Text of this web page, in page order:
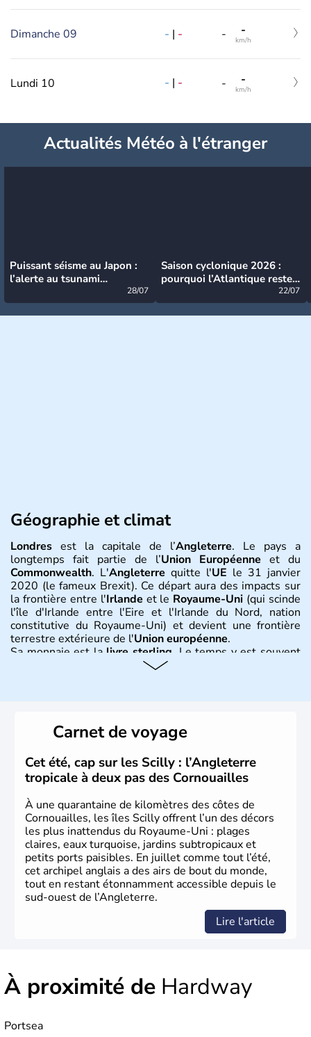
Dimanche 09 - | - - -
km/h
Lundi 10 - | - - -
km/h
Actualités Météo à l'étranger
Puissant séisme au Japon :
l’alerte au tsunami
28/07
Saison cyclonique 2026 :
pourquoi l’Atlantique reste
22/07
Géographie et climat
Londres est la capitale de l’Angleterre. Le pays a
longtemps fait partie de l’Union Européenne et du
Commonwealth. L'Angleterre quitte l'UE le 31 janvier
2020 (le fameux Brexit). Ce départ aura des impacts sur
la frontière entre l'Irlande et le Royaume-Uni (qui scinde
l'île d'Irlande entre l'Eire et l'Irlande du Nord, nation
constitutive du Royaume-Uni) et devient une frontière
terrestre extérieure de l'Union européenne.
Sa monnaie est lalivre sterling . Le temps y est souvent
instable avec de nombreuses précipitations : il s’agit d’un
Histoire et administration
L'Angleterre est l’une des quatre nations constitutives du
Royaume-Uni. Elle est peuplée de plus de 50 millions
d’habitants, les Anglais, et constitue à elle seule, près de
84% de la population de l’ensemble. Le pays s’est créé au
Xème siècle et tient son nom desAngles
germanique installé sur ces terres. Première démocratie
parlementaire au monde, elle doit son développement à
l’essor industriel du XIXème siècle.
Carnet de voyage
Cet été, cap sur les Scilly : l’Angleterre
tropicale à deux pas des Cornouailles
À une quarantaine de kilomètres des côtes de
Cornouailles, les îles Scilly offrent l’un des décors
les plus inattendus du Royaume-Uni : plages
claires, eaux turquoise, jardins subtropicaux et
petits ports paisibles. En juillet comme tout l’été,
cet archipel anglais a des airs de bout du monde,
tout en restant étonnamment accessible depuis le
sud-ouest de l’Angleterre.
Lire l'article
À proximité de Hardway
Portsea